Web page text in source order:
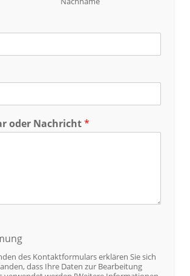
oder Nachricht*
des Kontaktformulars erklären Sie sich
dass Ihre Daten zur Bearbeitung